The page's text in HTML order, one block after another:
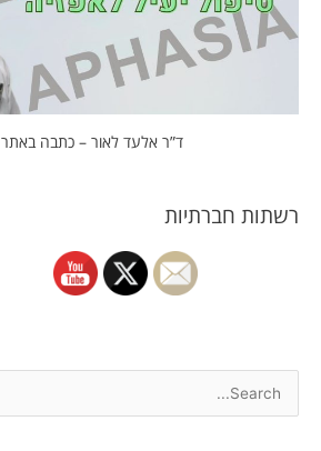
ד”ר אלעד לאור – כתבה באתר 0404
רשתות חברתיות